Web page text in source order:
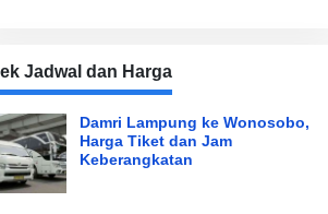
Jadwal dan Harga
Damri Lampung ke Wonosobo,
Harga Tiket dan Jam
Keberangkatan